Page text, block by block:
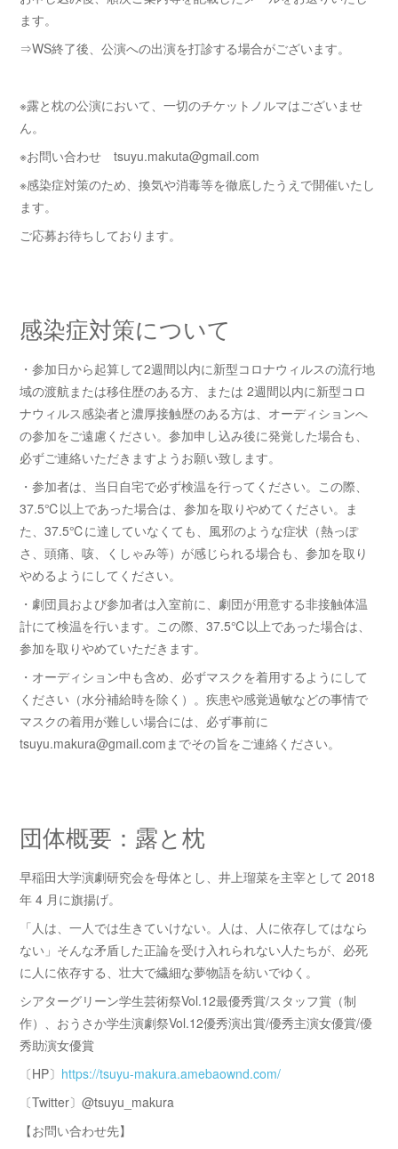
ます。
⇒WS終了後、公演への出演を打診する場合がございます。
※露と枕の公演において、一切のチケットノルマはございませ
ん。
※お問い合わせ tsuyu.makuta@gmail.com
※感染症対策のため、換気や消毒等を徹底したうえで開催いたし
ます。
ご応募お待ちしております。
感染症対策について
・参加日から起算して2週間以内に新型コロナウィルスの流行地
域の渡航または移住歴のある方、または 2週間以内に新型コロ
ナウィルス感染者と濃厚接触歴のある方は、オーディションへ
の参加をご遠慮ください。参加申し込み後に発覚した場合も、
必ずご連絡いただきますようお願い致します。
・参加者は、当日自宅で必ず検温を行ってください。この際、
37.5℃以上であった場合は、参加を取りやめてください。ま
た、37.5℃に達していなくても、風邪のような症状（熱っぽ
さ、頭痛、咳、くしゃみ等）が感じられる場合も、参加を取り
やめるようにしてください。
・劇団員および参加者は入室前に、劇団が用意する非接触体温
計にて検温を行います。この際、37.5℃以上であった場合は、
参加を取りやめていただきます。
・オーディション中も含め、必ずマスクを着用するようにして
ください（水分補給時を除く）。疾患や感覚過敏などの事情で
マスクの着用が難しい場合には、必ず事前に
tsuyu.makura@gmail.comまでその旨をご連絡ください。
団体概要：露と枕
早稲田大学演劇研究会を⺟体とし、井上瑠菜を主宰として 2018
年 4 月に旗揚げ。
「人は、一人では生きていけない。人は、人に依存してはなら
ない」そんな矛盾した正論を受け入れられない人たちが、必死
に人に依存する、壮大で繊細な夢物語を紡いでゆく。
シアターグリーン学生芸術祭Vol.12最優秀賞/スタッフ賞（制
作）、おうさか学生演劇祭Vol.12優秀演出賞/優秀主演女優賞/優
秀助演女優賞
〔HP〕 https://tsuyu-makura.amebaownd.com/
〔Twitter〕@tsuyu_makura
【お問い合わせ先】